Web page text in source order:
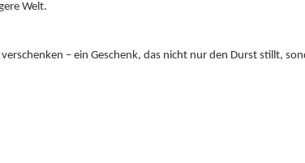
Welt.
– ein Geschenk, das nicht nur den Durst stillt,